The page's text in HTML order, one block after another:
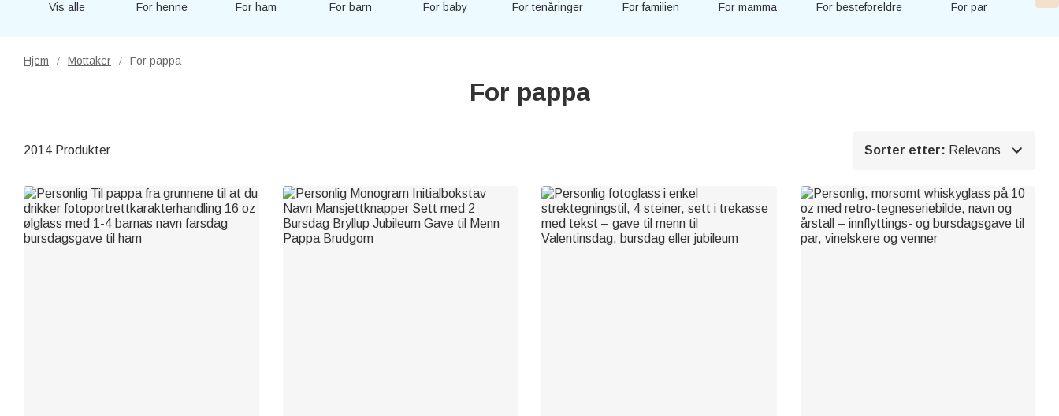
Vis alle For henne For ham For barn For baby For tenåringer For familien For mamma For besteforeldre For par For
Hjem / Mottaker / For pappa
For pappa
2014 Produkter Sorter etter: Relevans 